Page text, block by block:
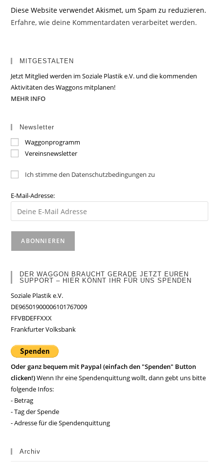
Diese Website verwendet Akismet, um Spam zu reduzieren.
Erfahre, wie deine Kommentardaten verarbeitet werden.
MITGESTALTEN
Jetzt Mitglied werden im Soziale Plastik e.V. und die kommenden
Aktivitäten des Waggons mitplanen!
MEHR INFO
Newsletter
Waggonprogramm
Vereinsnewsletter
Ich stimme den Datenschutzbedingungen zu
E-Mail-Adresse:
DER WAGGON BRAUCHT GERADE JETZT EUREN
SUPPORT – HIER KÖNNT IHR FÜR UNS SPENDEN
Soziale Plastik e.V.
DE96501900006101767009
FFVBDEFFXXX
Frankfurter Volksbank
Oder ganz bequem mit Paypal (einfach den "Spenden" Button
clicken!)Wenn Ihr eine Spendenquittung wollt, dann gebt uns bitte
folgende Infos:
- Betrag
- Tag der Spende
- Adresse für die Spendenquittung
Archiv